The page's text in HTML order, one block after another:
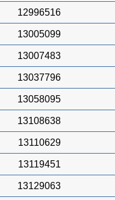
12996516
13005099
13007483
13037796
13058095
13108638
13110629
13119451
13129063